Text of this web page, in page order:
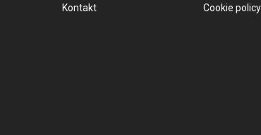
Kontakt
Cookie policy